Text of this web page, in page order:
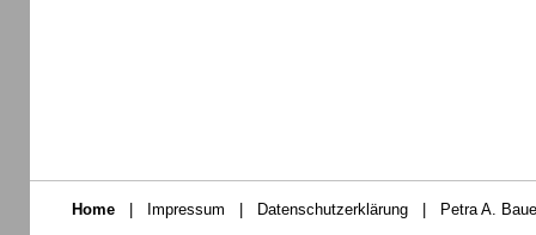
Home | Impressum | Datenschutzerklärung | Petra A.